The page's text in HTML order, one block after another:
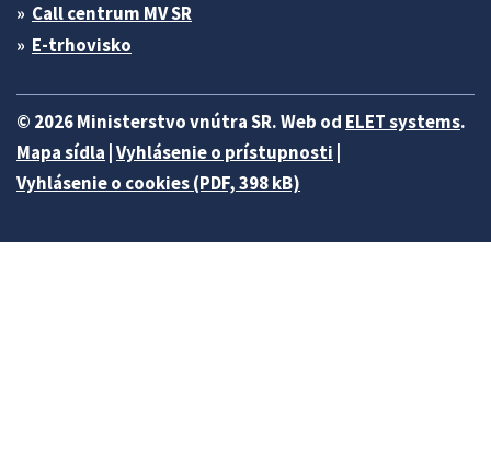
Call centrum MV SR
E-trhovisko
© 2026 Ministerstvo vnútra SR. Web od ELET systems.
Mapa sídla Vyhlásenie o prístupnosti
Vyhlásenie o cookies (PDF, 398 kB)